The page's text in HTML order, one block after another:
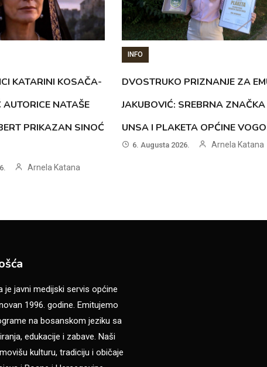
KATARINI KOSAČA-
NATAŠE
PRIKAZAN SINOĆ
Arnela Katana
INFO
DVOSTRUKO PRIZNANJE ZA
JAKUBOVIĆ: SREBRNA ZNAČKA
UNSA I PLAKETA OPĆINE
6. Augusta 2026. Arnela Katana
je javni medijski servis općine
1996. godine. Emitujemo
na bosanskom jeziku sa
edukacije i zabave. Naši
kulturu, tradiciju i običaje